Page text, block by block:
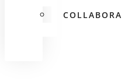
COLLABORA